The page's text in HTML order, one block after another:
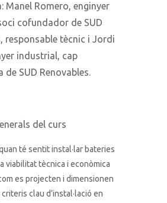
Manel Romero, enginyer
cofundador de SUD
responsable tècnic i Jordi
industrial, cap
de SUD Renovables.
del curs
té sentit instal·lar bateries
viabilitat tècnica i econòmica
es projecten i dimensionen
clau d’instal·lació en